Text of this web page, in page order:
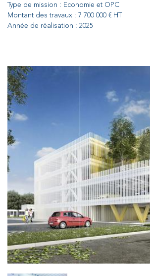
Type de mission : Economie et OPC
Montant des travaux : 7 700 000 € HT
Année de réalisation : 2025